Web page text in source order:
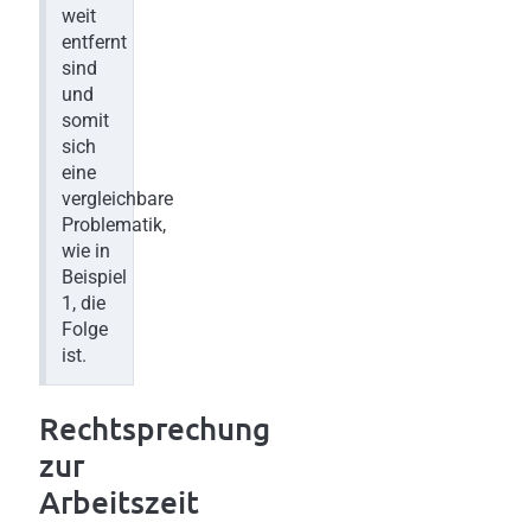
weit
entfernt
sind
und
somit
sich
eine
vergleichbare
Problematik,
wie in
Beispiel
1, die
Folge
ist.
Rechtsprechung
zur
Arbeitszeit